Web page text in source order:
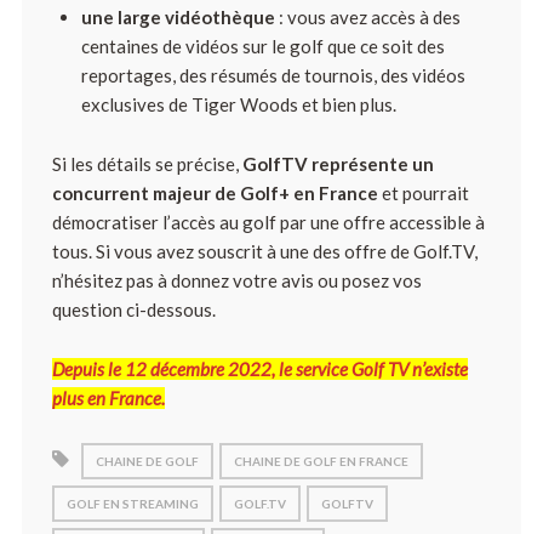
une large vidéothèque : vous avez accès à des
centaines de vidéos sur le golf que ce soit des
reportages, des résumés de tournois, des vidéos
exclusives de Tiger Woods et bien plus.
Si les détails se précise, GolfTV représente un
concurrent majeur de Golf+ en France et pourrait
démocratiser l’accès au golf par une offre accessible à
tous. Si vous avez souscrit à une des offre de Golf.TV,
n’hésitez pas à donnez votre avis ou posez vos
question ci-dessous.
Depuis le 12 décembre 2022, le service Golf TV n’existe
plus en France.
CHAINE DE GOLF CHAINE DE GOLF EN FRANCE
GOLF EN STREAMING GOLF.TV GOLFTV